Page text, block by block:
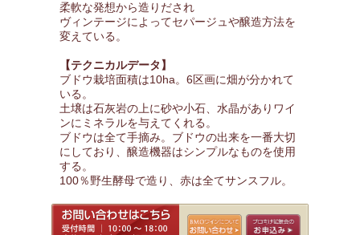
柔軟な発想から造りだされ
ヴィンテージによってセパージュや醸造方法を
変えている。
【テクニカルデータ】
ブドウ栽培面積は10ha。6区画に畑が分かれて
いる。
土壌は石灰岩の上に砂や小石、水晶がありワイ
ンにミネラルを与えてくれる。
ブドウは全て手摘み。ブドウの出来を一番大切
にしており、醸造機器はシンプルなものを使用
する。
100％野生酵母で造り、赤は全てサンスフル。